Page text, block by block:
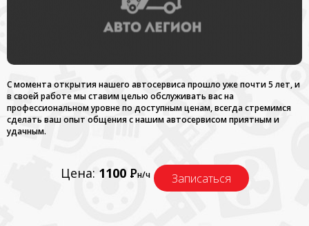
С момента открытия нашего автосервиса прошло уже почти 5 лет, и
в своей работе мы ставим целью обслуживать вас на
профессиональном уровне по доступным ценам, всегда стремимся
сделать ваш опыт общения с нашим автосервисом приятным и
удачным.
Цена: 1100 Рн/ч Записаться